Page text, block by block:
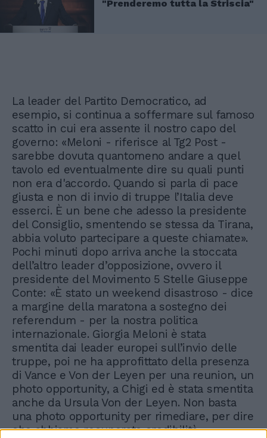
"Prenderemo tutta la Striscia"
La leader del Partito Democratico, ad
esempio, si continua a soffermare sul famoso
scatto in cui era assente il nostro capo del
governo: «Meloni - riferisce al Tg2 Post -
sarebbe dovuta quantomeno andare a quel
tavolo ed eventualmente dire su quali punti
non era d'accordo. Quando si parla di pace
giusta e non di invio di truppe l’Italia deve
esserci. È un bene che adesso la presidente
del Consiglio, smentendo se stessa da Tirana,
abbia voluto partecipare a queste chiamate».
Pochi minuti dopo arriva anche la stoccata
dell’altro leader d’opposizione, ovvero il
presidente del Movimento 5 Stelle Giuseppe
Conte: «È stato un weekend disastroso - dice
a margine della maratona a sostegno dei
referendum - per la nostra politica
internazionale. Giorgia Meloni è stata
smentita dai leader europei sull’invio delle
truppe, poi ne ha approfittato della presenza
di Vance e Von der Leyen per una reunion, un
photo opportunity, a Chigi ed è stata smentita
anche da Ursula Von der Leyen. Non basta
una photo opportunity per rimediare, per dire
che abbiamo recuperato credibilità».